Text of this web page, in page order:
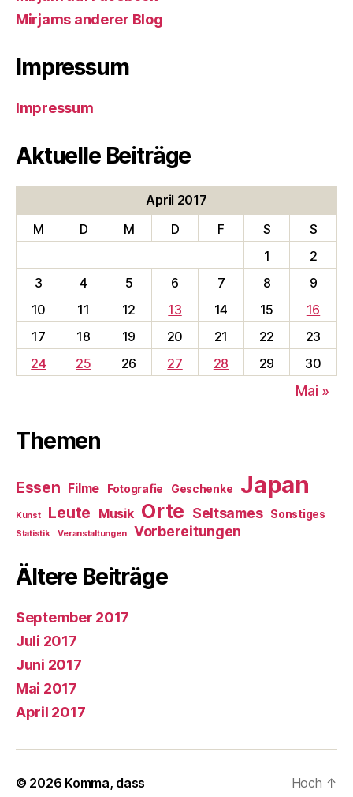
Mirjams anderer Blog
Impressum
Impressum
Aktuelle Beiträge
April 2017
M
D M D F S
S
1
2
3
4 5 6 7 8
9
10
11 12 13 14 15
16
17
18 19 20 21 22
23
24
25 26 27 28 29 30
Mai »
Themen
Essen Filme Fotografie Geschenke Japan
Kunst Leute Musik Orte Seltsames Sonstiges
Statistik Veranstaltungen Vorbereitungen
Ältere Beiträge
September 2017
Juli 2017
Juni 2017
Mai 2017
April 2017
© 2026 Komma, dass Hoch ↑